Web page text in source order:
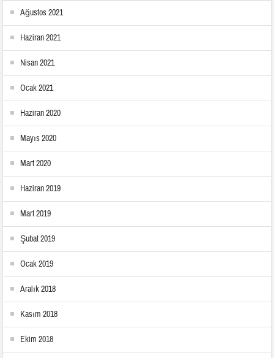
Ağustos 2021
Haziran 2021
Nisan 2021
Ocak 2021
Haziran 2020
Mayıs 2020
Mart 2020
Haziran 2019
Mart 2019
Şubat 2019
Ocak 2019
Aralık 2018
Kasım 2018
Ekim 2018